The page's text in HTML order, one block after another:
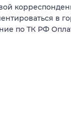
в
по ТК РФ